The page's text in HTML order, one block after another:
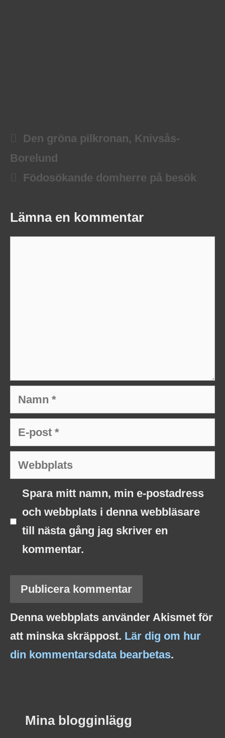
Den gröna pilkronan, Knivsås-
Borelund
Födosökande domherre på besök
Lämna en kommentar
Namn
E-
post
Webbplats
Spara mitt namn, min e-postadress
och webbplats i denna webbläsare
till nästa gång jag skriver en
kommentar.
Denna webbplats använder Akismet för
att minska skräppost. Lär dig om hur
din kommentarsdata bearbetas.
Mina blogginlägg